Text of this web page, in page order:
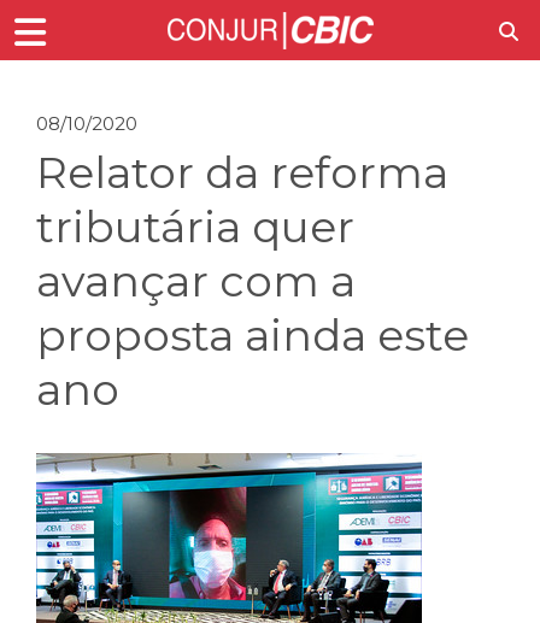
08/10/2020
Relator da reforma
tributária quer
avançar com a
proposta ainda este
ano